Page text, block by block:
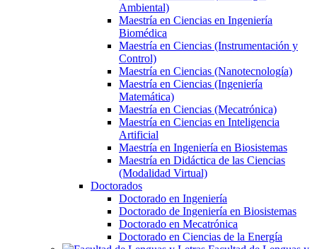
Ambiental)
Maestría en Ciencias en Ingeniería
Biomédica
Maestría en Ciencias (Instrumentación y
Control)
Maestría en Ciencias (Nanotecnología)
Maestría en Ciencias (Ingeniería
Matemática)
Maestría en Ciencias (Mecatrónica)
Maestría en Ciencias en Inteligencia
Artificial
Maestría en Ingeniería en Biosistemas
Maestría en Didáctica de las Ciencias
(Modalidad Virtual)
Doctorados
Doctorado en Ingeniería
Doctorado de Ingeniería en Biosistemas
Doctorado en Mecatrónica
Doctorado en Ciencias de la Energía